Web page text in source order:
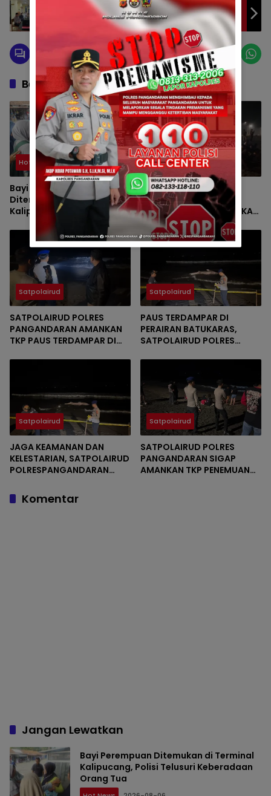
Polsek Parigi Peringati Nuzulul Qur’an 1446
H Secara Virtual dan Gelar Buka Puasa
Berita Berkaitan
Hot News
Bayi Perempuan
Ditemukan di Terminal
Kalipucang, Polisi Telusuri
Keberadaan Orang Tua
Satpolairud
RESPON CEPAT
SATPOLAIRUD POLRES
PANGANDARAN AMANAKAN
LOKASI PAUS TERDAMPAR DI
BATUKARAS
Satpolairud
SATPOLAIRUD POLRES
PANGANDARAN AMANKAN
TKP PAUS TERDAMPAR DI
Satpolairud
PAUS TERDAMPAR DI
PERAIRAN BATUKARAS,
SATPOLAIRUD POLRES
CEPAT AMANKAN LOKASI
Satpolairud
JAGA KEAMANAN DAN
KELESTARIAN, SATPOLAIRUD
POLRESPANGANDARAN
TERDAMPAR
Satpolairud
SATPOLAIRUD POLRES
PANGANDARAN SIGAP
AMANKAN TKP PENEMUAN
Komentar
Jangan Lewatkan
Bayi Perempuan Ditemukan di Terminal
Kalipucang, Polisi Telusuri Keberadaan
Orang Tua